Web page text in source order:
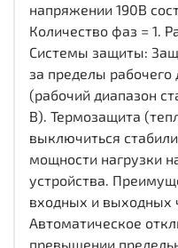
напряжении 190В
Количество фаз = 1.
Системы защиты:
за пределы рабочего
(рабочий диапазон
В). Термозащита
выключиться
мощности нагрузки
устройства.
входных и выходных
Автоматическое
превышении